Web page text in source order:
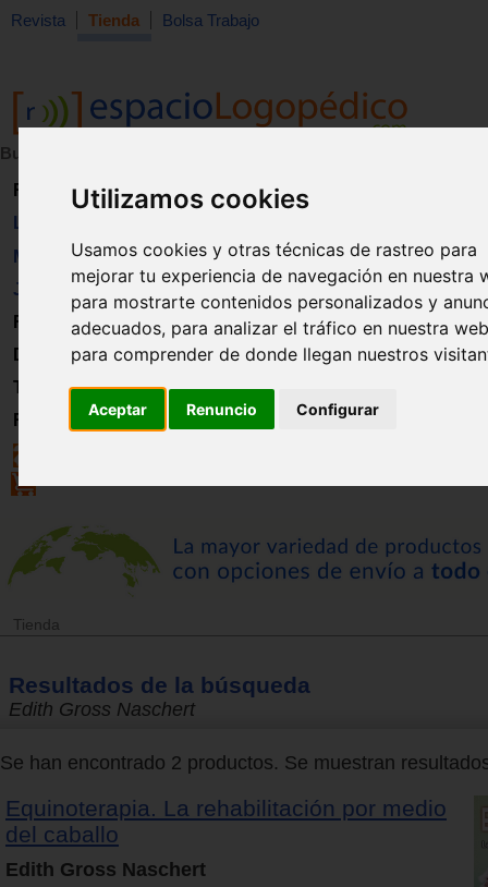
Utilizamos cookies
Usamos cookies y otras técnicas de rastreo para
mejorar tu experiencia de navegación en nuestra
para mostrarte contenidos personalizados y
adecuados, para analizar el tráfico en nuestra
para comprender de donde llegan nuestros
Aceptar Renuncio Configurar
Revista Tienda Bolsa Trabajo
Buscar:
Revista
Libros
Material
Juguetes
Formación
Directorio
Trabajo
Registro
Tienda
Resultados de la búsqueda
Edith Gross Naschert
Se han encontrado 2 productos. Se muestran
Equinoterapia. La rehabilitación por medio
del caballo
Edith Gross Naschert